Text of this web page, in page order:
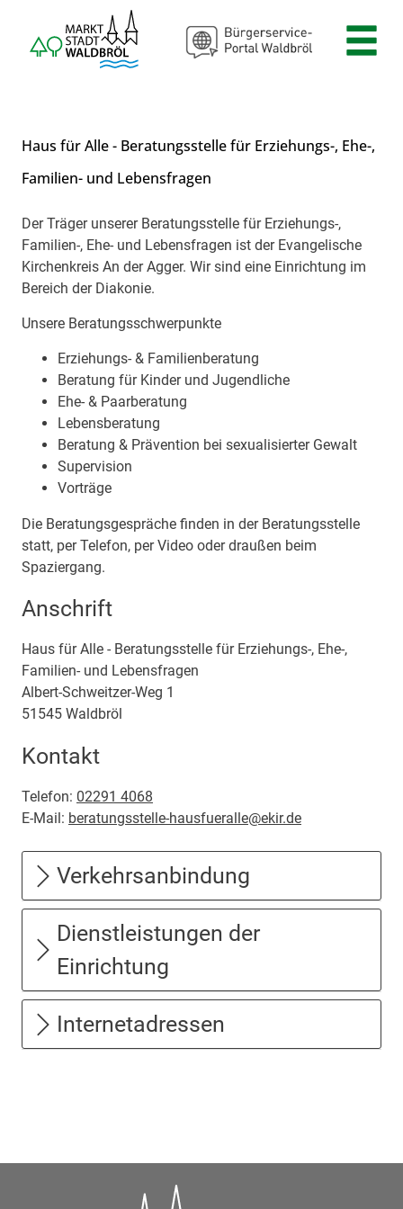
Zum Hauptinhalt springen
Haus für Alle - Beratungsstelle für Erziehungs-, Ehe-,
Familien- und Lebensfragen
Beschreibung
Der Träger unserer Beratungsstelle für Erziehungs-,
Familien-, Ehe- und Lebensfragen ist der Evangelische
Kirchenkreis An der Agger. Wir sind eine Einrichtung im
Bereich der Diakonie.
Unsere Beratungsschwerpunkte
Erziehungs- & Familienberatung
Beratung für Kinder und Jugendliche
Ehe- & Paarberatung
Lebensberatung
Beratung & Prävention bei sexualisierter Gewalt
Supervision
Vorträge
Die Beratungsgespräche finden in der Beratungsstelle
statt, per Telefon, per Video oder draußen beim
Spaziergang.
Anschrift
Haus für Alle - Beratungsstelle für Erziehungs-, Ehe-,
Familien- und Lebensfragen
Albert-Schweitzer-Weg 1
51545 Waldbröl
Kontakt
Telefon: 02291 4068
E-Mail: beratungsstelle-hausfueralle@ekir.de
Verkehrsanbindung
Dienstleistungen der
Einrichtung
Internetadressen